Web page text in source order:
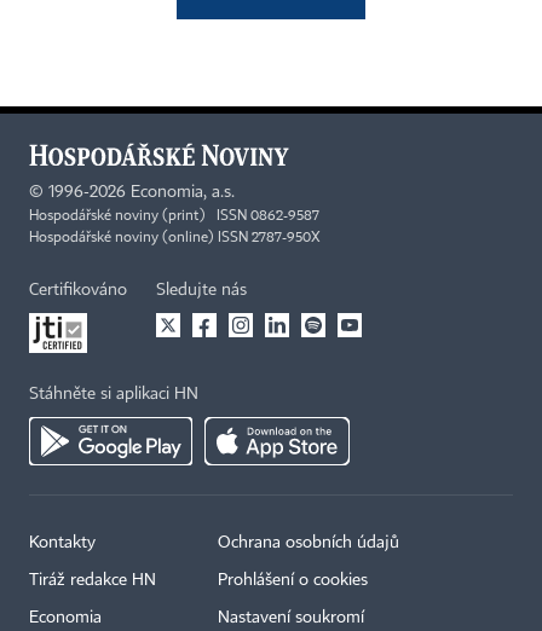
© 1996-2026 Economia, a.s.
Hospodářské noviny (print) ISSN 0862-9587
Hospodářské noviny (online) ISSN 2787-950X
Certifikováno Sledujte nás
Stáhněte si aplikaci HN
Kontakty
Tiráž redakce HN
Economia
Ochrana osobních údajů
Prohlášení o cookies
Nastavení soukromí